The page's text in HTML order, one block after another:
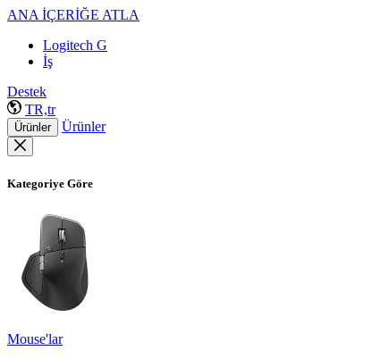
ANA İÇERİĞE ATLA
Logitech G
İş
Destek
TR,tr
Ürünler Ürünler
Kategoriye Göre
Mouse'lar